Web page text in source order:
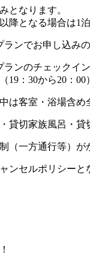
となります。
降となる場合は1
ランでお申し込み
ランのチェックイ
：30から20：00
は客室・浴場含
貸切家族風呂・
（一方通行等）
ンセルポリシーと